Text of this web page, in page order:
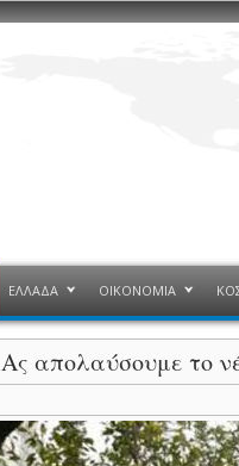
ΕΛΛΑΔΑ ΟΙΚΟΝΟΜΙΑ
Ας απολαύσουμε το